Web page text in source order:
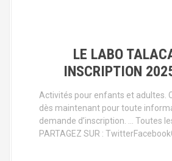
LE LABO
INSCRIPTION
Activités pour enfants et adultes.
dès maintenant pour toute
demande d’inscription. … Toutes
PARTAGEZ SUR :